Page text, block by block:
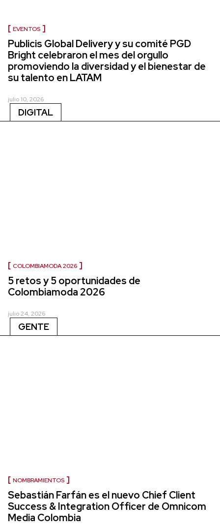
EVENTOS
Publicis Global Delivery y su comité PGD
Bright celebraron el mes del orgullo
promoviendo la diversidad y el bienestar de
su talento en LATAM
julio 10, 2026
DIGITAL
COLOMBIAMODA 2026
5 retos y 5 oportunidades de
Colombiamoda 2026
julio 24, 2026
GENTE
NOMBRAMIENTOS
Sebastián Farfán es el nuevo Chief Client
Success & Integration Officer de Omnicom
Media Colombia